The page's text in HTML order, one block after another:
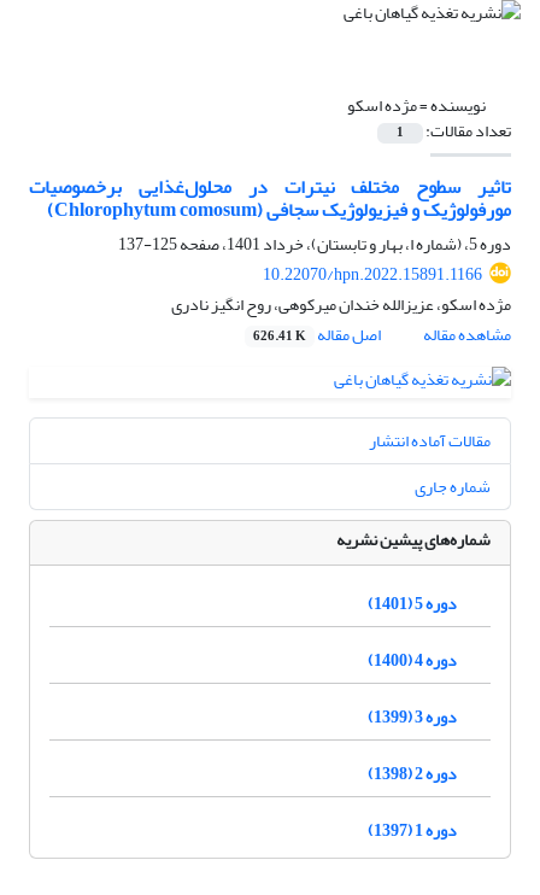
نویسنده =مژده اسکو
تعداد مقالات: 1
تاثیر سطوح مختلف نیترات در محلول‌غذایی برخصوصیات
مورفولوژیک و فیزیولوژیک سجافی (Chlorophytum comosum)
دوره 5، (شماره ا، بهار و تابستان)، خرداد 1401، صفحه
125-137
10.22070/hpn.2022.15891.1166
مژده اسکو، عزیزالله خندان میرکوهی، روح انگیز نادری
مشاهده مقاله
اصل مقاله 626.41 K
مقالات آماده انتشار
شماره جاری
شماره‌های پیشین نشریه
دوره 5 (1401)
دوره 4 (1400)
دوره 3 (1399)
دوره 2 (1398)
دوره 1 (1397)